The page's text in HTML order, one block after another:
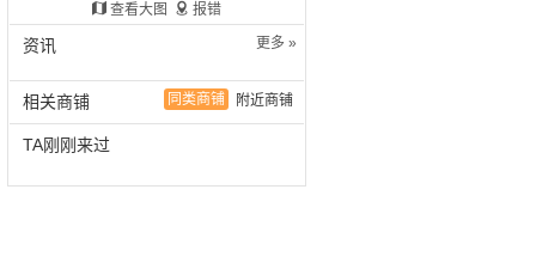
查看大图
报错
更多 »
资讯
同类商铺 附近商铺
相关商铺
TA刚刚来过